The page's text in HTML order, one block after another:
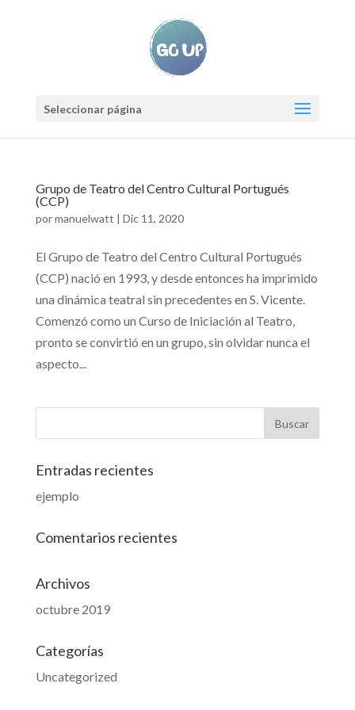
Seleccionar página
Grupo de Teatro del Centro Cultural Portugués
(CCP)
pormanuelwatt | Dic 11, 2020
El Grupo de Teatro del Centro Cultural Portugués
(CCP) nació en 1993, y desde entonces ha imprimido
una dinámica teatral sin precedentes en S. Vicente.
Comenzó como un Curso de Iniciación al Teatro,
pronto se convirtió en un grupo, sin olvidar nunca el
aspecto...
Entradas recientes
ejemplo
Comentarios recientes
Archivos
octubre 2019
Categorías
Uncategorized